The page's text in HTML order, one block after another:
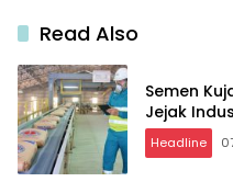
Read Also
Semen
Jejak
Headline